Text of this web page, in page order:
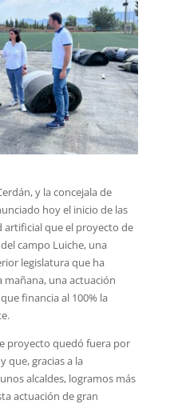
y la concejala de
hoy el inicio de las
artificial que el proyecto de
campo Luiche, una
legislatura que ha
mañana, una actuación
financia al 100% la
proyecto quedó fuera por
que, gracias a la
alcaldes, logramos más
actuación de gran